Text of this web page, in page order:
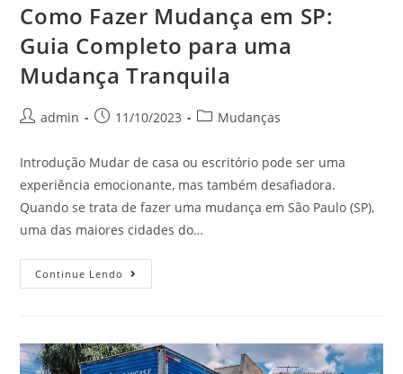
Como Fazer Mudança em SP:
Guia Completo para uma
Mudança Tranquila
admin 11/10/2023 Mudanças
Introdução Mudar de casa ou escritório pode ser uma
experiência emocionante, mas também desafiadora.
Quando se trata de fazer uma mudança em São Paulo (SP),
uma das maiores cidades do…
Continue Lendo